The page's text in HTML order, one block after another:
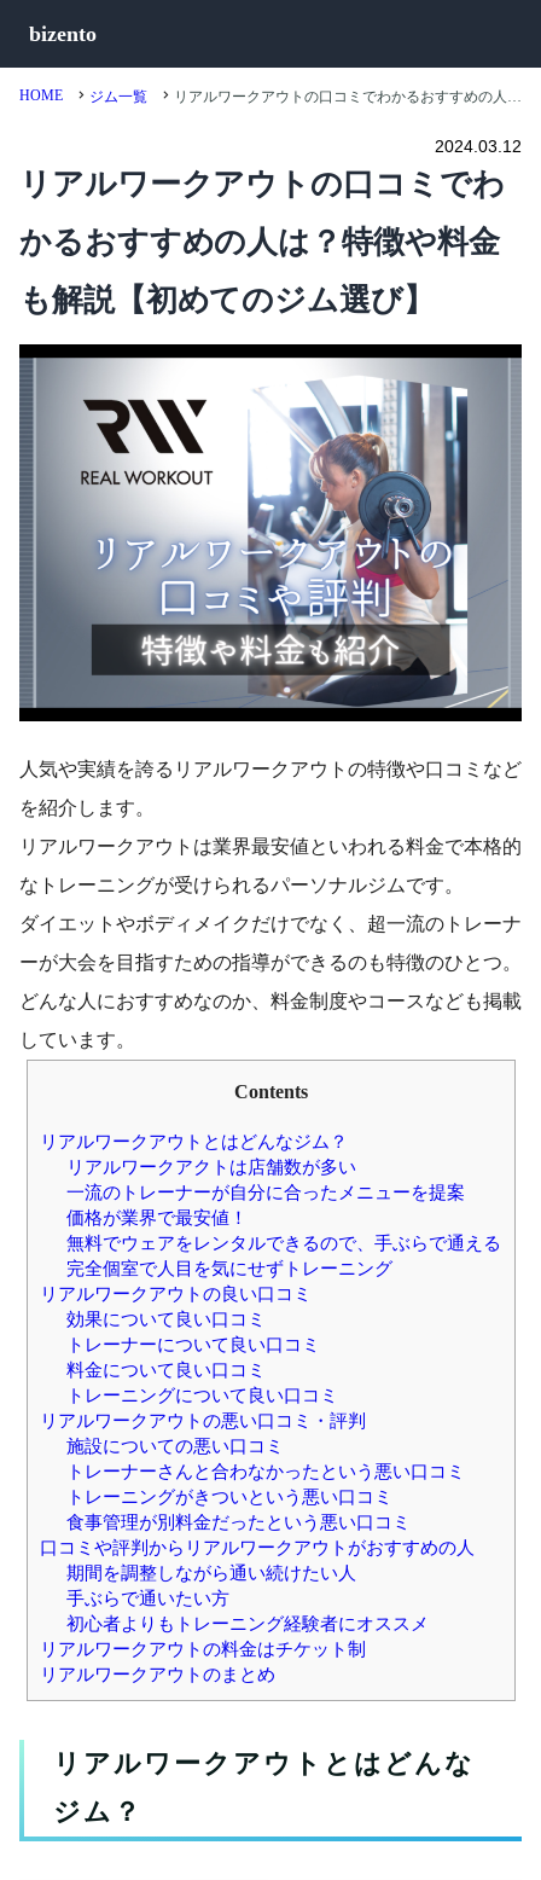
bizento
HOME ジム一覧 リアルワークアウトの口コミでわかるおすすめの人は？特徴や料金も解説【初めてのジム選び】
2024.03.12
リアルワークアウトの口コミでわ
かるおすすめの人は？特徴や料金
も解説【初めてのジム選び】
人気や実績を誇るリアルワークアウトの特徴や口コミなど
を紹介します。
リアルワークアウトは業界最安値といわれる料金で本格的
なトレーニングが受けられるパーソナルジムです。
ダイエットやボディメイクだけでなく、超一流のトレーナ
ーが大会を目指すための指導ができるのも特徴のひとつ。
どんな人におすすめなのか、料金制度やコースなども掲載
しています。
Contents
リアルワークアウトとはどんなジム？
リアルワークアクトは店舗数が多い
一流のトレーナーが自分に合ったメニューを提案
価格が業界で最安値！
無料でウェアをレンタルできるので、手ぶらで通える
完全個室で人目を気にせずトレーニング
リアルワークアウトの良い口コミ
効果について良い口コミ
トレーナーについて良い口コミ
料金について良い口コミ
トレーニングについて良い口コミ
リアルワークアウトの悪い口コミ・評判
施設についての悪い口コミ
トレーナーさんと合わなかったという悪い口コミ
トレーニングがきついという悪い口コミ
食事管理が別料金だったという悪い口コミ
口コミや評判からリアルワークアウトがおすすめの人
期間を調整しながら通い続けたい人
手ぶらで通いたい方
初心者よりもトレーニング経験者にオススメ
リアルワークアウトの料金はチケット制
リアルワークアウトのまとめ
リアルワークアウトとはどんな
ジム？